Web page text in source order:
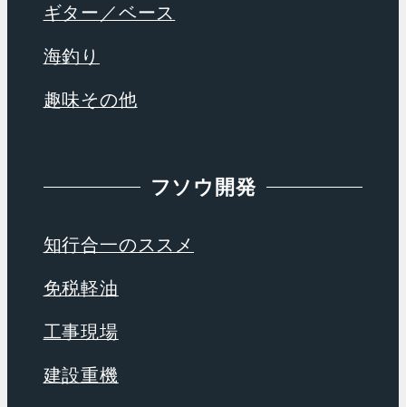
ギター／ベース
海釣り
趣味その他
フソウ開発
知行合一のススメ
免税軽油
工事現場
建設重機